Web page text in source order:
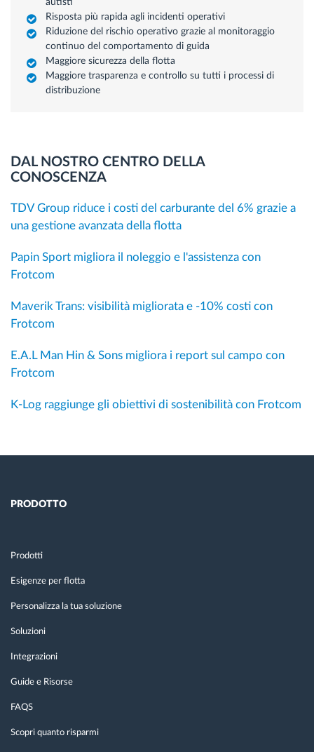
Risposta più rapida agli incidenti operativi
Riduzione del rischio operativo grazie al monitoraggio
continuo del comportamento di guida
Maggiore sicurezza della flotta
Maggiore trasparenza e controllo su tutti i processi di
distribuzione
DAL NOSTRO CENTRO DELLA
CONOSCENZA
TDV Group riduce i costi del carburante del 6% grazie a
una gestione avanzata della flotta
Papin Sport migliora il noleggio e l'assistenza con
Frotcom
Maverik Trans: visibilità migliorata e -10% costi con
Frotcom
E.A.L Man Hin & Sons migliora i report sul campo con
Frotcom
K-Log raggiunge gli obiettivi di sostenibilità con Frotcom
PRODOTTO
Prodotti
Esigenze per flotta
Personalizza la tua soluzione
Soluzioni
Integrazioni
Guide e Risorse
FAQS
Scopri quanto risparmi